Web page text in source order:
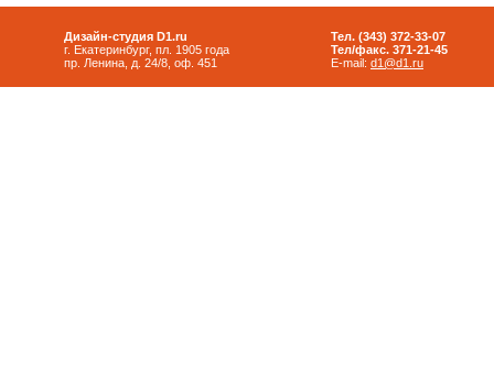
Дизайн-студия D1.ru
г. Екатеринбург, пл. 1905 года
пр. Ленина, д. 24/8, оф. 451
Тел. (343) 372-33-07
Тел/факс. 371-21-45
E-mail: d1@d1.ru